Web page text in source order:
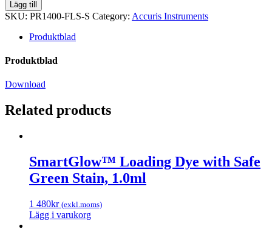
Extraction
Lysis
Solution
reactions
quantity
Lägg till
SKU: PR1400-FLS-S Category: Accuris Instruments
Produktblad
Produktblad
Download
Related products
SmartGlow™ Loading Dye with Safe
Green Stain, 1.0ml
1 480kr (exkl.moms)
Lägg i varukorg